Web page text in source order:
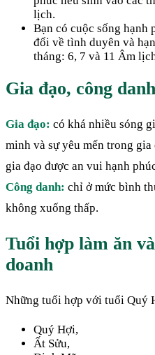
lịch.
Bạn có cuộc sống hạnh
đổi về tình duyên và
tháng: 6, 7 và 11 Âm
Gia đạo, công
Gia đạo: có khá nhiều sóng
minh và sự yêu mến trong
gia đạo được an vui hạnh
Công danh: chỉ ở mức bình
không xuống thấp.
Tuổi hợp làm ăn
doanh
Những tuổi hợp với tuổi Quý
Quý Hợi,
Ất Sửu,